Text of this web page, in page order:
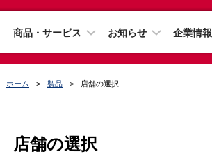
商品・サービス お知らせ 企業情報
ホーム 製品 店舗の選択
店舗の選択